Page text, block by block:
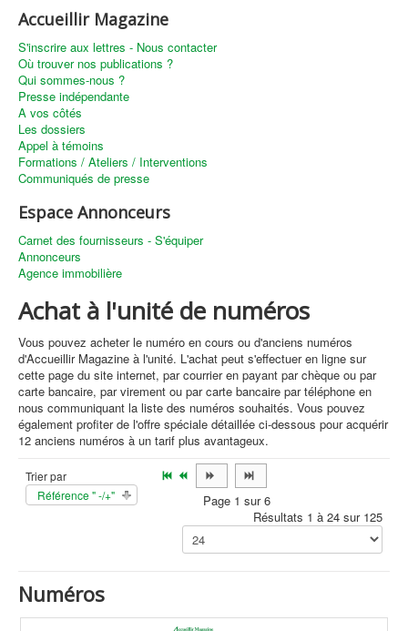
Accueillir Magazine
S'inscrire aux lettres - Nous contacter
Où trouver nos publications ?
Qui sommes-nous ?
Presse indépendante
A vos côtés
Les dossiers
Appel à témoins
Formations / Ateliers / Interventions
Communiqués de presse
Espace Annonceurs
Carnet des fournisseurs - S'équiper
Annonceurs
Agence immobilière
Achat à l'unité de numéros
Vous pouvez acheter le numéro en cours ou d'anciens numéros
d'Accueillir Magazine à l'unité. L'achat peut s'effectuer en ligne sur
cette page du site internet, par courrier en payant par chèque ou par
carte bancaire, par virement ou par carte bancaire par téléphone en
nous communiquant la liste des numéros souhaités. Vous pouvez
également profiter de l'offre spéciale détaillée ci-dessous pour acquérir
12 anciens numéros à un tarif plus avantageux.
Trier par
Référence " -/+"
Page 1 sur 6
Résultats 1 à 24 sur 125
Numéros